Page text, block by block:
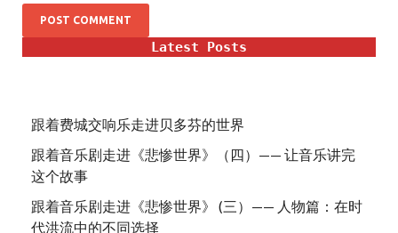
Latest Posts
跟着费城交响乐走进贝多芬的世界
跟着音乐剧走进《悲惨世界》（四）—— 让音乐讲完
这个故事
跟着音乐剧走进《悲惨世界》 (三）—— 人物篇：在时
代洪流中的不同选择